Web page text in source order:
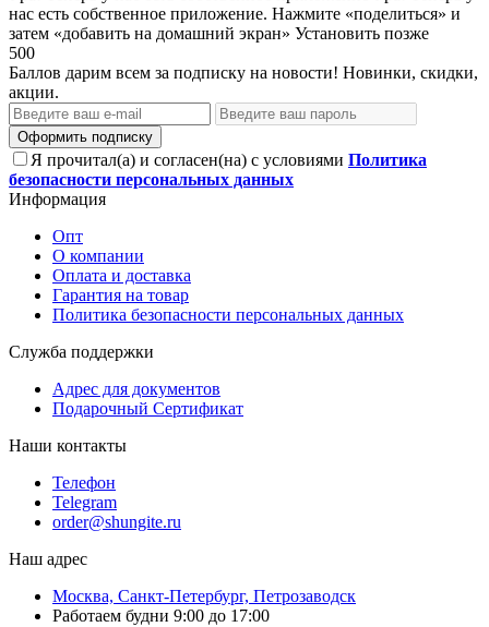
нас есть собственное приложение. Нажмите «поделиться» и
затем «добавить на домашний экран» Установить позже
500
Баллов дарим всем за подписку на новости! Новинки, скидки,
акции.
Оформить подписку
Я прочитал(а) и согласен(на) с условиями Политика
безопасности персональных данных
Информация
Опт
О компании
Оплата и доставка
Гарантия на товар
Политика безопасности персональных данных
Служба поддержки
Адрес для документов
Подарочный Сертификат
Наши контакты
Телефон
Telegram
order@shungite.ru
Наш адрес
Москва, Санкт-Петербург, Петрозаводск
Работаем будни 9:00 до 17:00